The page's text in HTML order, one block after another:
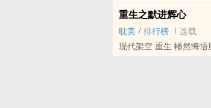
既然让我重生了，我就
这是一个爱与被爱的故
补罪过的机会，他重生
重生之默进辉心
耽美 / 排行榜
连载
现代架空 重生 幡然悔悟